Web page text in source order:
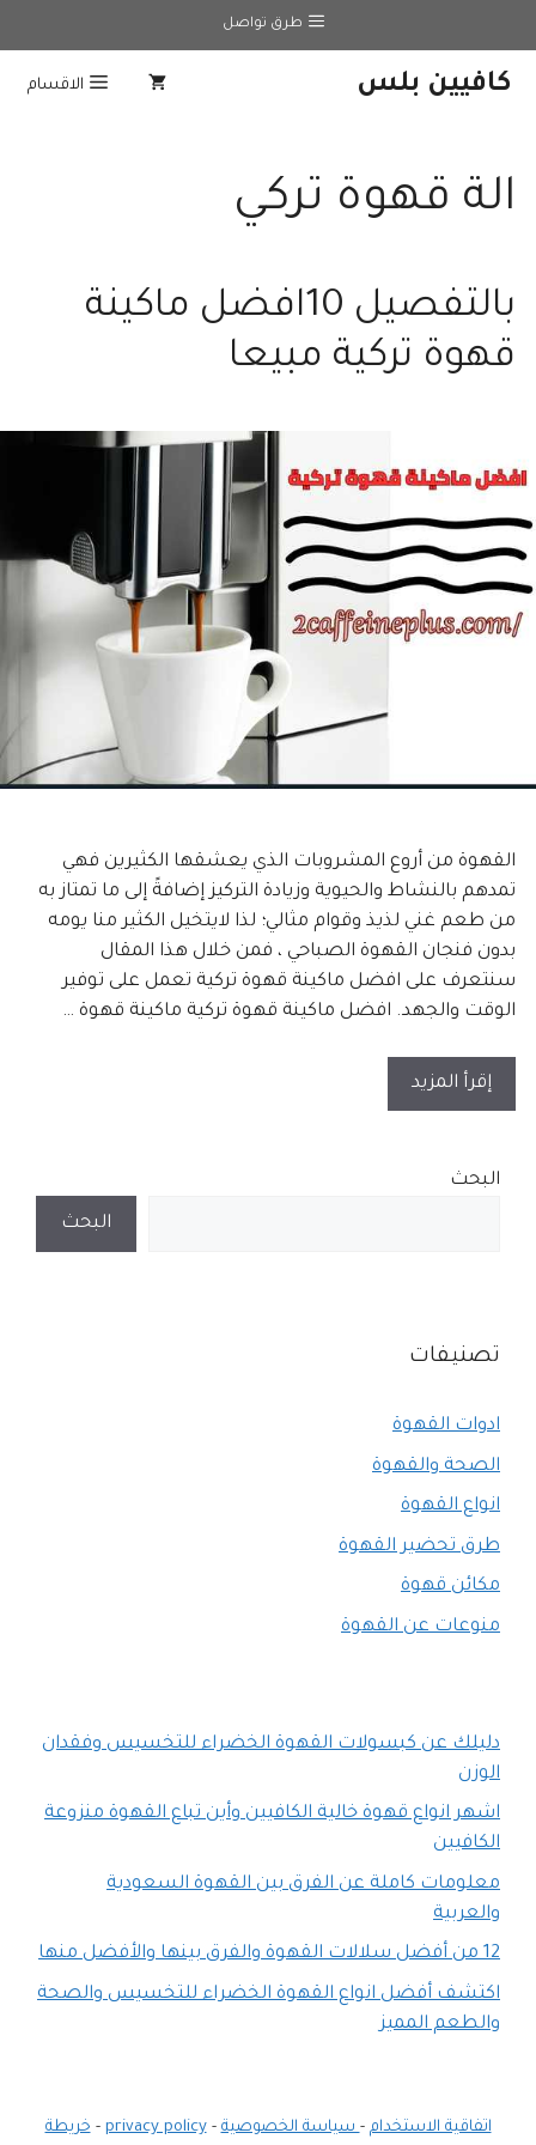
المحتوى
طرق تواصل
كافيين بلس الاقسام
الة قهوة تركي
بالتفصيل 10افضل ماكينة
قهوة تركية مبيعا
القهوة من أروع المشروبات الذي يعشقها الكثيرين فهي
تمدهم بالنشاط والحيوية وزيادة التركيز إضافةً إلى ما تمتاز به
من طعم غني لذيذ وقوام مثالي؛ لذا لايتخيل الكثير منا يومه
بدون فنجان القهوة الصباحي ، فمن خلال هذا المقال
سنتعرف على افضل ماكينة قهوة تركية تعمل على توفير
الوقت والجهد. افضل ماكينة قهوة تركية ماكينة قهوة …
إقرأ المزيد
البحث
البحث
تصنيفات
ادوات القهوة
الصحة والقهوة
انواع القهوة
طرق تحضير القهوة
مكائن قهوة
منوعات عن القهوة
دليلك عن كبسولات القهوة الخضراء للتخسيس وفقدان
الوزن
اشهر انواع قهوة خالية الكافيين وأين تباع القهوة منزوعة
الكافيين
معلومات كاملة عن الفرق بين القهوة السعودية
والعربية
12 من أفضل سلالات القهوة والفرق بينها والأفضل منها
اكتشف أفضل انواع القهوة الخضراء للتخسيس والصحة
والطعم المميز
اتفاقية الاستخدام - سياسة الخصوصية -
privacy policy
- خريطة